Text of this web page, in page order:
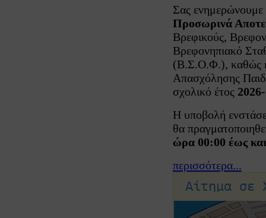
Σας ενημερώνουμε
Προσωρινά
Βρεφικούς,
Βρεφονηπιακό
(Β.Σ.Ο.Φ.), καθώς
Απασχόλησης
σχολικό έτος
Η υποβολή
θα
ώρα 00:00 έως
περισσότερα...